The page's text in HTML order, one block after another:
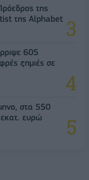
της
της Alphabet
605
ζημιές σε
στα 550
ευρώ